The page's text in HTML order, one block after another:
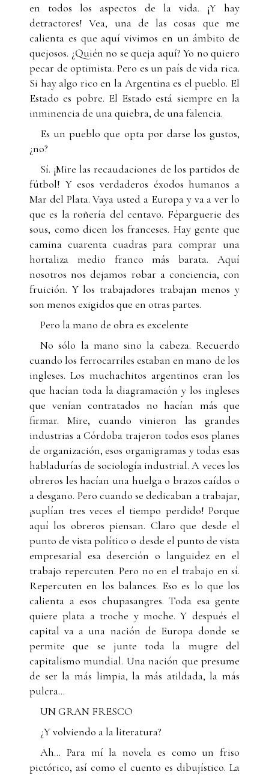
en todos los aspectos de la vida. ¡Y hay
detractores! Vea, una de las cosas que me
calienta es que aquí vivimos en un ámbito de
quejosos. ¿Quién no se queja aquí? Yo no quiero
pecar de optimista. Pero es un país de vida rica.
Si hay algo rico en la Argentina es el pueblo. El
Estado es pobre. El Estado está siempre en la
inminencia de una quiebra, de una falencia.
Es un pueblo que opta por darse los gustos,
¿no?
Sí. ¡Mire las recaudaciones de los partidos de
fútbol! Y esos verdaderos éxodos humanos a
Mar del Plata. Vaya usted a Europa y va a ver lo
que es la roñería del centavo. Féparguerie des
sous, como dicen los franceses. Hay gente que
camina cuarenta cuadras para comprar una
hortaliza medio franco más barata. Aquí
nosotros nos dejamos robar a conciencia, con
fruición. Y los trabajadores trabajan menos y
son menos exigidos que en otras partes.
Pero la mano de obra es excelente
No sólo la mano sino la cabeza. Recuerdo
cuando los ferrocarriles estaban en mano de los
ingleses. Los muchachitos argentinos eran los
que hacían toda la diagramación y los ingleses
que venían contratados no hacían más que
firmar. Mire, cuando vinieron las grandes
industrias a Córdoba trajeron todos esos planes
de organización, esos organigramas y todas esas
habladurías de sociología industrial. A veces los
obreros les hacían una huelga o brazos caídos o
a desgano. Pero cuando se dedicaban a trabajar,
¡suplían tres veces el tiempo perdido! Porque
aquí los obreros piensan. Claro que desde el
punto de vista político o desde el punto de vista
empresarial esa deserción o languidez en el
trabajo repercuten. Pero no en el trabajo en sí.
Repercuten en los balances. Eso es lo que los
calienta a esos chupasangres. Toda esa gente
quiere plata a troche y moche. Y después el
capital va a una nación de Europa donde se
permite que se junte toda la mugre del
capitalismo mundial. Una nación que presume
de ser la más limpia, la más atildada, la más
pulcra...
UN GRAN FRESCO
¿Y volviendo a la literatura?
Ah... Para mí la novela es como un friso
pictórico, así como el cuento es dibujístico. La